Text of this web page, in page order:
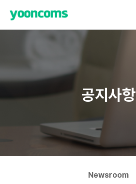
공지사항
Newsroom